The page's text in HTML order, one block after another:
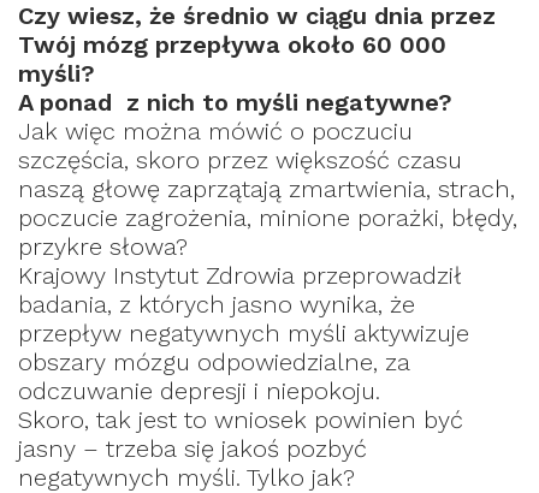
Czy wiesz, że średnio w ciągu dnia przez
Twój mózg przepływa około 60 000
myśli?
A ponad z nich to myśli negatywne?
Jak więc można mówić o poczuciu
szczęścia, skoro przez większość czasu
naszą głowę zaprzątają zmartwienia, strach,
poczucie zagrożenia, minione porażki, błędy,
przykre słowa?
Krajowy Instytut Zdrowia przeprowadził
badania, z których jasno wynika, że
przepływ negatywnych myśli aktywizuje
obszary mózgu odpowiedzialne, za
odczuwanie depresji i niepokoju.
Skoro, tak jest to wniosek powinien być
jasny – trzeba się jakoś pozbyć
negatywnych myśli. Tylko jak?